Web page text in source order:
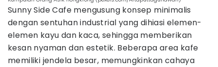
Sunny Side Cafe mengusung konsep minimalis
dengan sentuhan industrial yang dihiasi elemen-
elemen kayu dan kaca, sehingga memberikan
kesan nyaman dan estetik. Beberapa area kafe
memiliki jendela besar, memungkinkan cahaya